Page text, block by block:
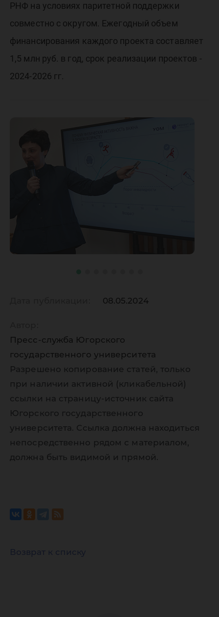
РНФ на условиях паритетной поддержки
совместно с округом. Ежегодный объем
финансирования каждого проекта составляет
1,5 млн руб. в год, срок реализации проектов -
2024-2026 гг.
08.05.2024
Пресс-служба Югорского
государственного университета
Разрешено копирование статей, только
при наличии активной (кликабельной)
ссылки на страницу-источник сайта
Югорского государственного
университета. Ссылка должна находиться
непосредственно рядом с материалом,
должна быть видимой и прямой.
Возврат к списку